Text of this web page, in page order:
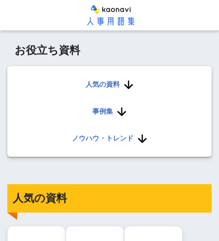
お役立ち資料
人気の資料
事例集
ノウハウ・トレンド
人気の資料